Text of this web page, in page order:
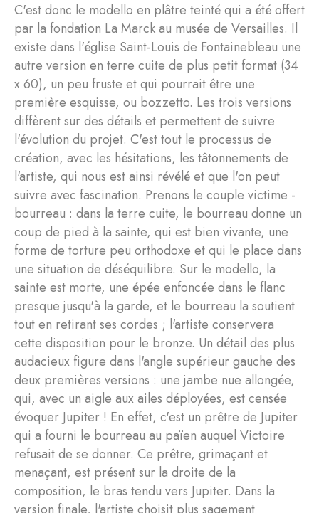
C'est donc le modello en plâtre teinté qui a été offert
par la fondation La Marck au musée de Versailles. Il
existe dans l'église Saint-Louis de Fontainebleau une
autre version en terre cuite de plus petit format (34
x 60), un peu fruste et qui pourrait être une
première esquisse, ou bozzetto. Les trois versions
diffèrent sur des détails et permettent de suivre
l'évolution du projet. C'est tout le processus de
création, avec les hésitations, les tâtonnements de
l'artiste, qui nous est ainsi révélé et que l'on peut
suivre avec fascination. Prenons le couple victime -
bourreau : dans la terre cuite, le bourreau donne un
coup de pied à la sainte, qui est bien vivante, une
forme de torture peu orthodoxe et qui le place dans
une situation de déséquilibre. Sur le modello, la
sainte est morte, une épée enfoncée dans le flanc
presque jusqu'à la garde, et le bourreau la soutient
tout en retirant ses cordes ; l'artiste conservera
cette disposition pour le bronze. Un détail des plus
audacieux figure dans l'angle supérieur gauche des
deux premières versions : une jambe nue allongée,
qui, avec un aigle aux ailes déployées, est censée
évoquer Jupiter ! En effet, c'est un prêtre de Jupiter
qui a fourni le bourreau au païen auquel Victoire
refusait de se donner. Ce prêtre, grimaçant et
menaçant, est présent sur la droite de la
composition, le bras tendu vers Jupiter. Dans la